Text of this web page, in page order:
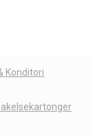
Konditori